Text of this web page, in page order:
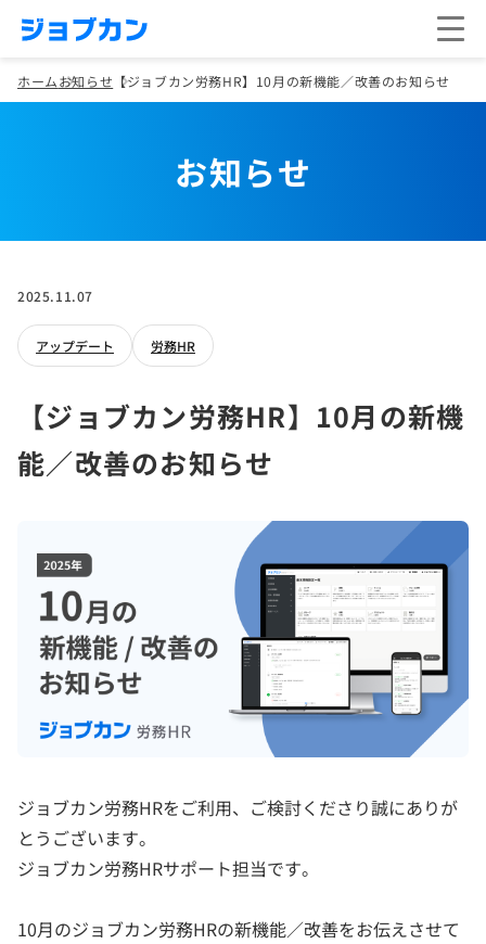
ホームお知らせ 【ジョブカン労務HR】10月の新機能／改善のお知らせ
お知らせ
2025.11.07
アップデート 労務HR
【ジョブカン労務HR】10月の新機
能／改善のお知らせ
ジョブカン労務HRをご利用、ご検討くださり誠にありが
とうございます。
ジョブカン労務HRサポート担当です。
10月のジョブカン労務HRの新機能／改善をお伝えさせて